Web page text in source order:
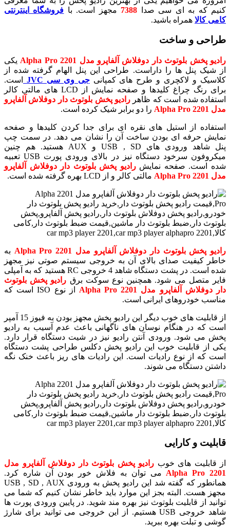
کنیم که به ای سی صدا 7388 مجهز است. با فروشگاه اینترنتی
کامی کالا همراه باشید.
طراحی و ساخت
رادیو پخش بلوتوث دار دوفلاش آلفاپرو مدل 2201 Alpha Pro
یکی
از شیک پنل ها را داراست. طراحی این پنل الهام گرفته شده از
کلاسیک و لاکچری و طرح های کمپانیجی وی سی JVC
است.
برای رنگ چراغ کلیدها و صفحه نمایش از LCD های مالتی کالر
استفاده شده است که ظاهر رادیو پخش بلوتوث دار دوفلاش آلفاپرو
مدل 2201 Alpha Pro
را دو برابر شیک کرده است.
استفاده از استیل های نقره ای برای جدا کردن کلیدها و صفحه
نمایش حرفه ای بودن ساخت آن را نشان می دهد. در سمت چپ
پنل شاهد ورودی های USB , SD و AUX هستید. هم چنین
میکروفون سرخود دستگاه نیز در بالای ورودی پورت USB تعبیه
شده است. صفحه نمایشرادیو پخش بلوتوث دار دوفلاش آلفاپرو
مدل 2201 Alpha Pro
مالتی کالر و از LCD بهره گرفته شده است.
رادیو پخش بلوتوث دار دوفلاش آلفاپرو مدل 2201 Alpha Pro
به
خاطر کیفیت صدای بالای آن به خروجی سیستم صوتی نیز مجهز
شده است. در پشت دستگاه شاهد 4 خروجی RC هستید که به آمپلی
فایر متصل می شود. همچنین نوع سوکت برق رادیو پخش بلوتوث
دار دوفلاش آلفاپرو مدل 2201 Alpha Pro
از نوع ISO است که
مناسب خودروهای ایرانی است.
از قابلیت های خوب دیگر این رادیو پخش مجهز بودن به فیوز 15 آمپر
است که در هنگام نوسان های ناگهانی باعث عدم آسیب به رادیو
پخش می شود. ورودی آنتن رادیو نیز در شیت دستگاه قرار دارد.
یکی از قابلیت خوب این رادیو پخش دکلس طراحی پشت دستگاه
است که از نوع رادیات است. این رادیات های ریز باعث خنک نگه
داشتن دستگاه می شوند.
قابلیت و کارایی
از قابلیت های خوب رادیو پخش بلوتوث دار دوفلاش آلفاپرو مدل
2201 Alpha Pro
می توان به فلاش خور بودن آن شاره کرد.
همانطور که گفته شد این رادیو پخش به ورودی USB , SD , AUX
مجهز هست. البته بجز این موارد باید خاطر نشان کنیم که شما می
توانید از قابلیت بلوتوث نیز بهره مند شوید. در پایین ورودی پورت ها
شاهد خروجی USB هستیم. از این خروجی می توانید برای شارژ
گوشی و تبلت بهره ببرید.